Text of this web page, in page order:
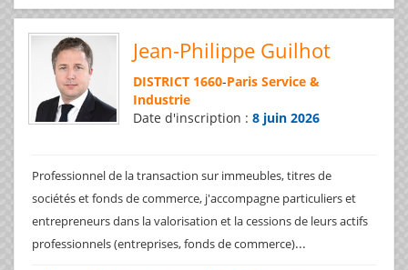
Jean-Philippe Guilhot
DISTRICT 1660-Paris Service &
Industrie
Date d'inscription : 8 juin 2026
Professionnel de la transaction sur immeubles, titres de
sociétés et fonds de commerce, j'accompagne particuliers et
entrepreneurs dans la valorisation et la cessions de leurs actifs
professionnels (entreprises, fonds de commerce)...